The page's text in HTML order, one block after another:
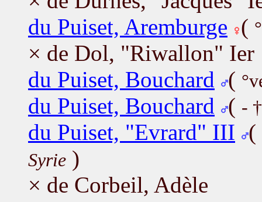
du Puiset, Aremburge (
× de Dol, "Riwallon" Ier
du Puiset, Bouchard
(
du Puiset, Bouchard ( -
du Puiset, "Evrard" III (
Syrie )
× de Corbeil, Adèle